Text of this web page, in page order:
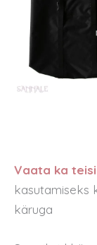
Vaata ka
kasutamiseks
käruga